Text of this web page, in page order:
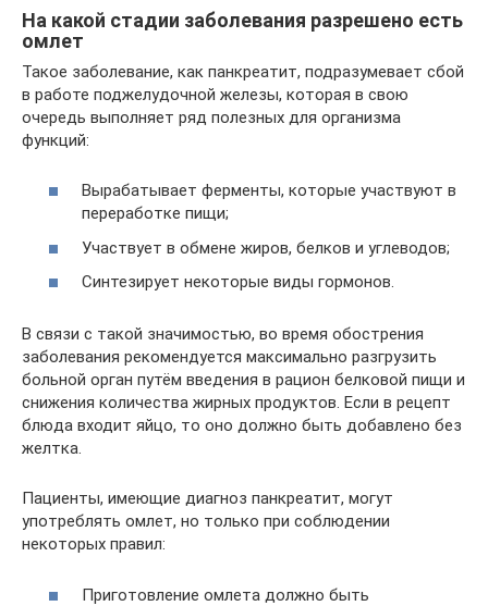
На какой стадии заболевания разрешено есть
омлет
Такое заболевание, как панкреатит, подразумевает сбой
в работе поджелудочной железы, которая в свою
очередь выполняет ряд полезных для организма
функций:
Вырабатывает ферменты, которые участвуют в
переработке пищи;
Участвует в обмене жиров, белков и углеводов;
Синтезирует некоторые виды гормонов.
В связи с такой значимостью, во время обострения
заболевания рекомендуется максимально разгрузить
больной орган путём введения в рацион белковой пищи и
снижения количества жирных продуктов. Если в рецепт
блюда входит яйцо, то оно должно быть добавлено без
желтка.
Пациенты, имеющие диагноз панкреатит, могут
употреблять омлет, но только при соблюдении
некоторых правил:
Приготовление омлета должно быть